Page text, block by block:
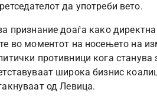
да употреби вето.
признание доаѓа како
во моментот на носењето на
противници кога
широка бизнис
од Левица.